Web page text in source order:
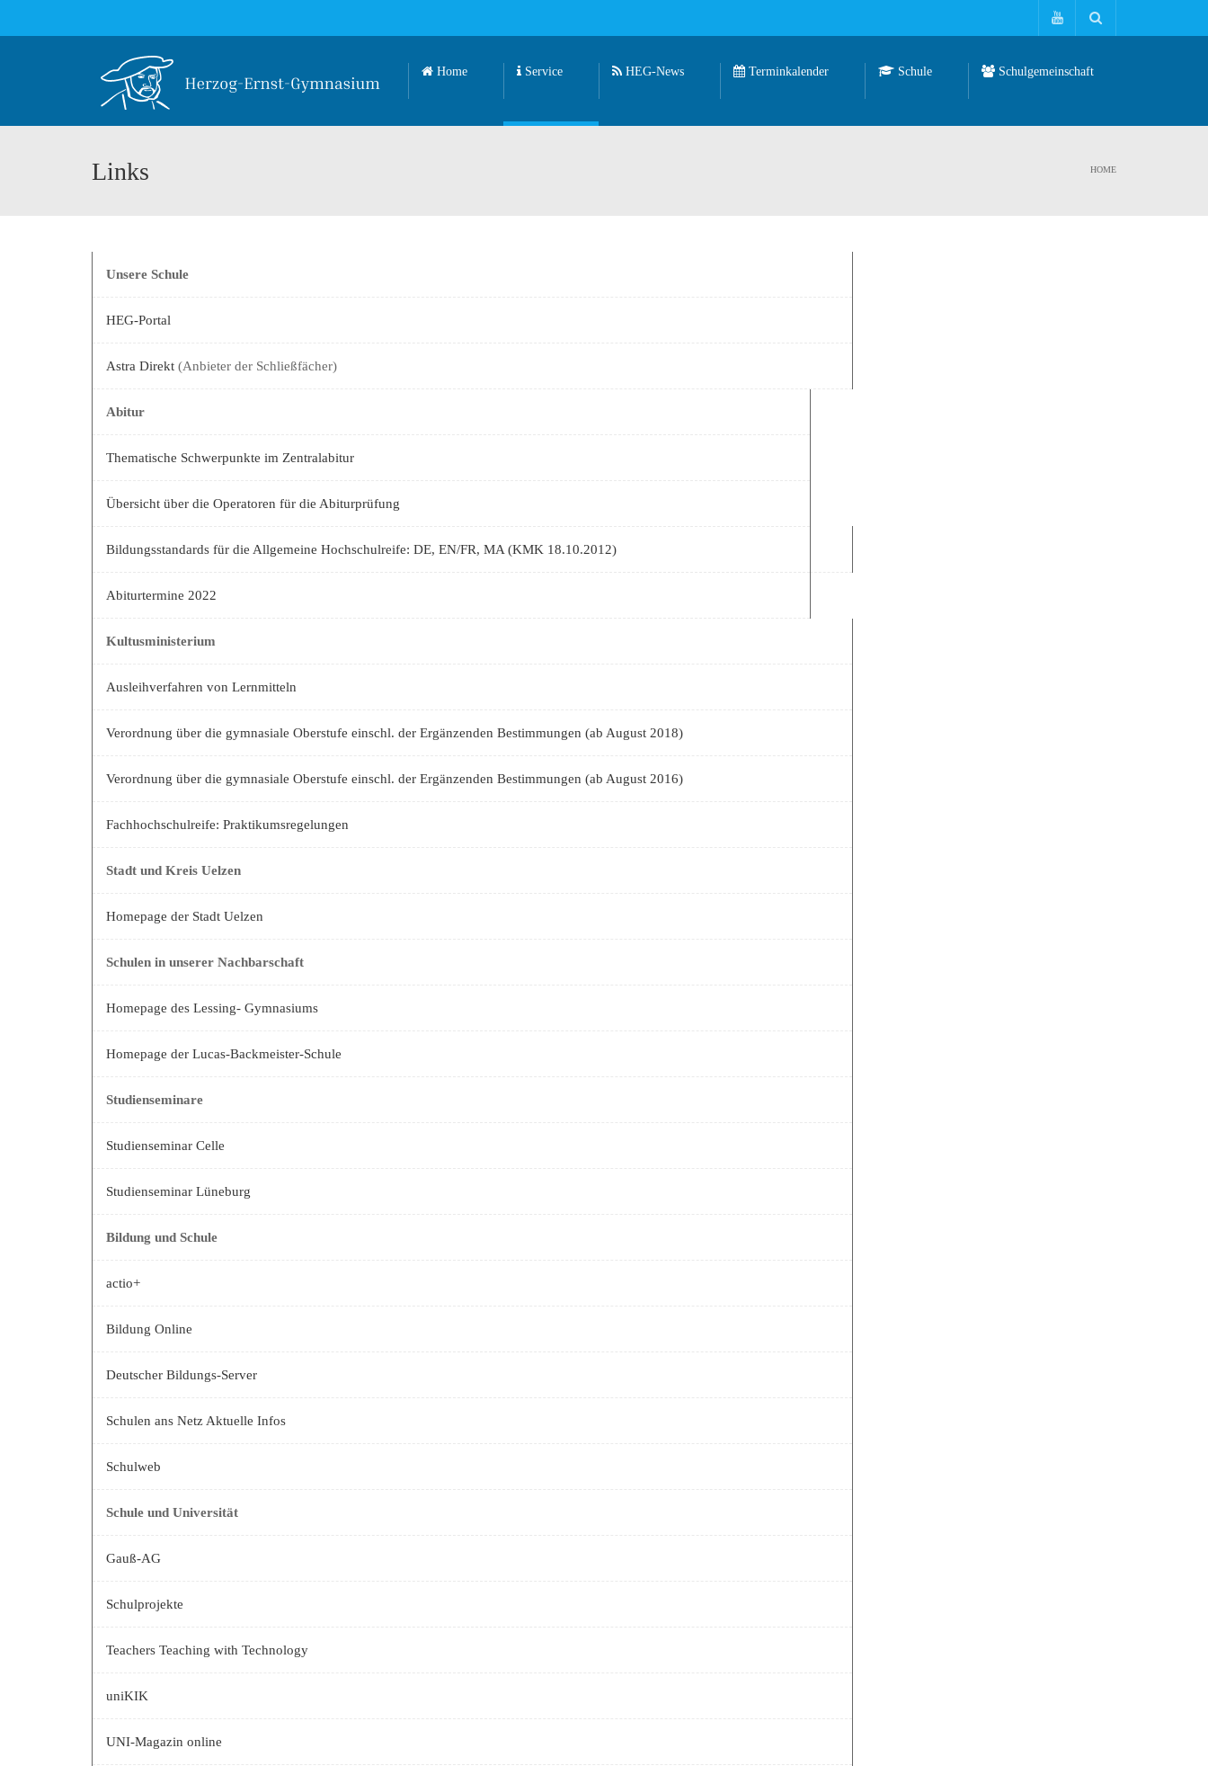
Home Service HEG-News Terminkalender Schule Schulgemeinschaft
Links HOME
Unsere Schule
HEG-Portal
Astra Direkt (Anbieter der Schließfächer)
Abitur
Thematische Schwerpunkte im Zentralabitur
Übersicht über die Operatoren für die Abiturprüfung
Bildungsstandards für die Allgemeine Hochschulreife: DE, EN/FR, MA (KMK 18.10.2012)
Abiturtermine 2022
Kultusministerium
Ausleihverfahren von Lernmitteln
Verordnung über die gymnasiale Oberstufe einschl. der Ergänzenden Bestimmungen (ab August 2018)
Verordnung über die gymnasiale Oberstufe einschl. der Ergänzenden Bestimmungen (ab August 2016)
Fachhochschulreife: Praktikumsregelungen
Stadt und Kreis Uelzen
Homepage der Stadt Uelzen
Schulen in unserer Nachbarschaft
Homepage des Lessing- Gymnasiums
Homepage der Lucas-Backmeister-Schule
Studienseminare
Studienseminar Celle
Studienseminar Lüneburg
Bildung und Schule
actio+
Bildung Online
Deutscher Bildungs-Server
Schulen ans Netz Aktuelle Infos
Schulweb
Schule und Universität
Gauß-AG
Schulprojekte
Teachers Teaching with Technology
uniKIK
UNI-Magazin online